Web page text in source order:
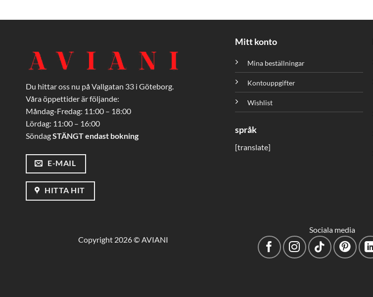
Du hittar oss nu på Vallgatan 33 i Göteborg.
Våra öppettider är följande:
Måndag-Fredag: 11:00 – 18:00
Lördag: 11:00 – 16:00
SöndagSTÄNGT endast bokning
E-MAIL
HITTA HIT
Mitt konto
Mina beställningar
Kontouppgifter
Wishlist
språk
[translate]
Copyright 2026 © AVIANI
Sociala media